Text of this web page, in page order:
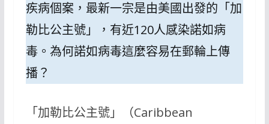
疾病個案，最新一宗是由美國出發的「加
勒比公主號」，有近120人感染諾如病
毒。為何諾如病毒這麼容易在郵輪上傳
播？
「加勒比公主號」（Caribbean